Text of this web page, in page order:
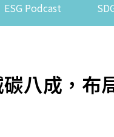
ESG Podcast
八成，布